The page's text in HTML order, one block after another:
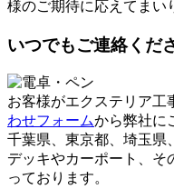
様のご期待に応えてまい
いつでもご連絡くだ
お客様がエクステリア工
わせフォームから弊社に
千葉県、東京都、埼玉県
デッキやカーポート、そ
っております。